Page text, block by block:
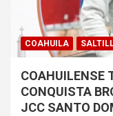
COAHUILA
COAHUILENSE
CONQUISTA
JCC SANTO